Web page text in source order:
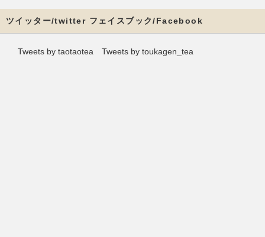
ツイッター/twitter フェイスブック/Facebook
Tweets by taotaotea Tweets by toukagen_tea